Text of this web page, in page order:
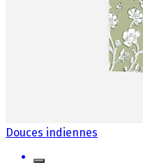
Douces indiennes